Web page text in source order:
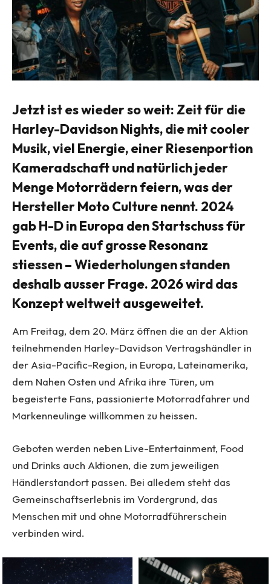
Jetzt ist es wieder so weit: Zeit für die
Harley-Davidson Nights, die mit cooler
Musik, viel Energie, einer Riesenportion
Kameradschaft und natürlich jeder
Menge Motorrädern feiern, was der
Hersteller Moto Culture nennt. 2024
gab H-D in Europa den Startschuss für
Events, die auf grosse Resonanz
stiessen – Wiederholungen standen
deshalb ausser Frage. 2026 wird das
Konzept weltweit ausgeweitet.
Am Freitag, dem 20. März öffnen die an der Aktion
teilnehmenden Harley-Davidson Vertragshändler in
der Asia-Pacific-Region, in Europa, Lateinamerika,
dem Nahen Osten und Afrika ihre Türen, um
begeisterte Fans, passionierte Motorradfahrer und
Markenneulinge willkommen zu heissen.
Geboten werden neben Live-Entertainment, Food
und Drinks auch Aktionen, die zum jeweiligen
Händlerstandort passen. Bei alledem steht das
Gemeinschaftserlebnis im Vordergrund, das
Menschen mit und ohne Motorradführerschein
verbinden wird.